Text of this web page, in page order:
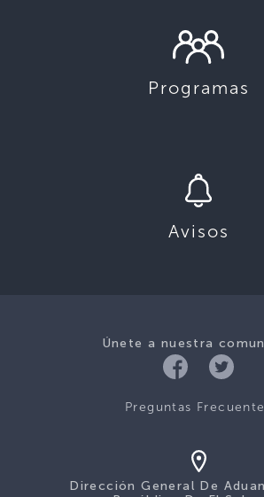
Programas
Avisos
Únete a nuestra
Preguntas
Dirección General De